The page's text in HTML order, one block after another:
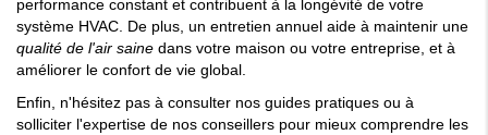
performance constant et contribuent à la longévité de votre
système HVAC. De plus, un entretien annuel aide à maintenir une
qualité de l'air saine dans votre maison ou votre entreprise, et à
améliorer le confort de vie global.
Enfin, n'hésitez pas à consulter nos guides pratiques ou à
solliciter l'expertise de nos conseillers pour mieux comprendre les